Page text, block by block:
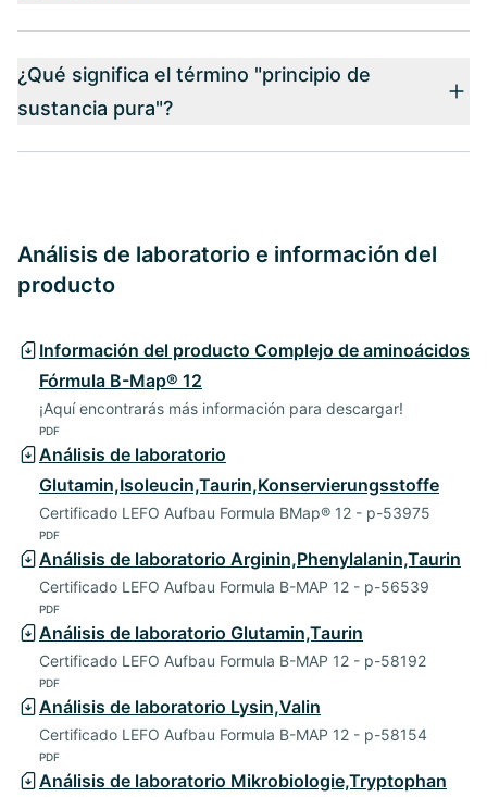
¿Qué significa el término "principio de
sustancia pura"?
Análisis de laboratorio e información del
producto
Información del producto Complejo de aminoácidos
Fórmula B-Map® 12
¡Aquí encontrarás más información para descargar!
PDF
Análisis de laboratorio
Glutamin,Isoleucin,Taurin,Konservierungsstoffe
Certificado LEFO Aufbau Formula BMap® 12 - p-53975
PDF
Análisis de laboratorio Arginin,Phenylalanin,Taurin
Certificado LEFO Aufbau Formula B-MAP 12 - p-56539
PDF
Análisis de laboratorio Glutamin,Taurin
Certificado LEFO Aufbau Formula B-MAP 12 - p-58192
PDF
Análisis de laboratorio Lysin,Valin
Certificado LEFO Aufbau Formula B-MAP 12 - p-58154
PDF
Análisis de laboratorio Mikrobiologie,Tryptophan